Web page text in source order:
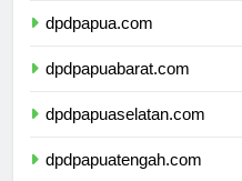
dpdpapua.com
dpdpapuabarat.com
dpdpapuaselatan.com
dpdpapuatengah.com